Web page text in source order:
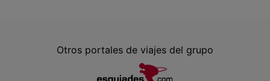
Otros portales de viajes del grupo